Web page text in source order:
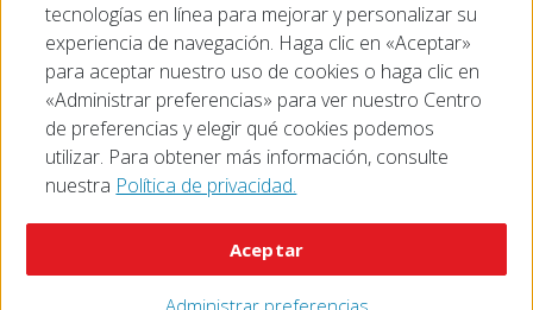
EXPLORE VOLUNTEER OPPORTUNITIES
Mobile Apps
tecnologías en línea para mejorar y personalizar su
experiencia de navegación. Haga clic en «Aceptar»
para aceptar nuestro uso de cookies o haga clic en
«Administrar preferencias» para ver nuestro Centro
de preferencias y elegir qué cookies podemos
utilizar. Para obtener más información, consulte
nuestra Política de privacidad.
Administrar preferencias
Aceptar